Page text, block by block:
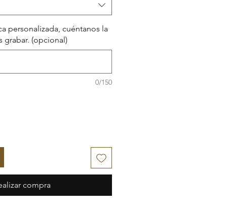
personalizada, cuéntanos la
grabar. (opcional)
0/150
compra